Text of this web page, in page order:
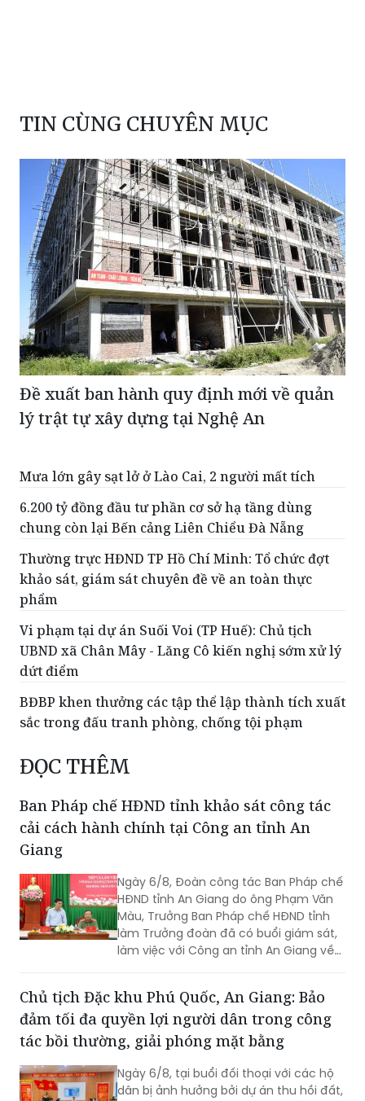
TIN CÙNG CHUYÊN MỤC
Đề xuất ban hành quy định mới về quản
lý trật tự xây dựng tại Nghệ An
Mưa lớn gây sạt lở ở Lào Cai, 2 người mất tích
6.200 tỷ đồng đầu tư phần cơ sở hạ tầng dùng
chung còn lại Bến cảng Liên Chiểu Đà Nẵng
Thường trực HĐND TP Hồ Chí Minh: Tổ chức đợt
khảo sát, giám sát chuyên đề về an toàn thực
phẩm
Vi phạm tại dự án Suối Voi (TP Huế): Chủ tịch
UBND xã Chân Mây - Lăng Cô kiến nghị sớm xử lý
dứt điểm
BĐBP khen thưởng các tập thể lập thành tích xuất
sắc trong đấu tranh phòng, chống tội phạm
ĐỌC THÊM
Ban Pháp chế HĐND tỉnh khảo sát công tác
cải cách hành chính tại Công an tỉnh An
Giang
Ngày 6/8, Đoàn công tác Ban Pháp chế
HĐND tỉnh An Giang do ông Phạm Văn
Màu, Trưởng Ban Pháp chế HĐND tỉnh
làm Trưởng đoàn đã có buổi giám sát,
làm việc với Công an tỉnh An Giang về
Công an, nhằm đánh giá kết quả thực
hiện, kịp thời ghi nhận những khó khăn,
vướng mắc và đề xuất các giải pháp
nâng cao chất lượng phục vụ Nhân
dân, cơ quan, tổ chức. Tiếp và làm việc
với đoàn có Đại tá Huỳnh Thanh Lâm,
Chủ tịch Đặc khu Phú Quốc, An Giang: Bảo
đảm tối đa quyền lợi người dân trong công
tác bồi thường, giải phóng mặt bằng
Ngày 6/8, tại buổi đối thoại với các hộ
dân bị ảnh hưởng bởi dự án thu hồi đất,